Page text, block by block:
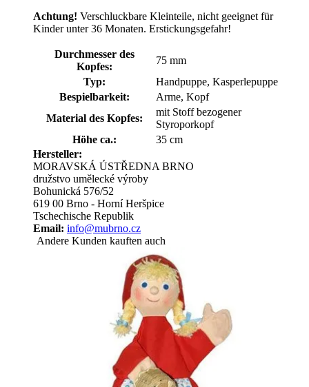
Achtung! Verschluckbare Kleinteile, nicht geeignet für
Kinder unter 36 Monaten. Erstickungsgefahr!
Durchmesser des
Kopfes:
75 mm
Typ:
Handpuppe, Kasperlepuppe
Bespielbarkeit:
Arme, Kopf
Material des Kopfes:
mit Stoff bezogener
Styroporkopf
Höhe ca.:
35 cm
Hersteller:
MORAVSKÁ ÚSTŘEDNA BRNO
družstvo umělecké výroby
Bohunická 576/52
619 00 Brno - Horní Heršpice
Tschechische Republik
Email: info@mubrno.cz
Andere Kunden kauften auch